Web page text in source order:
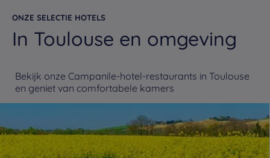
ONZE SELECTIE HOTELS
In Toulouse en omgeving
Bekijk onze Campanile-hotel-restaurants in Toulouse
en geniet van comfortabele kamers